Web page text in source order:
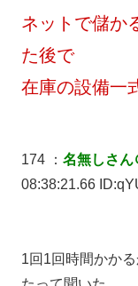
ネットで儲か
た後で
在庫の設備一
174 ： 名無しさん
08:38:21.66
1回1回時間かか